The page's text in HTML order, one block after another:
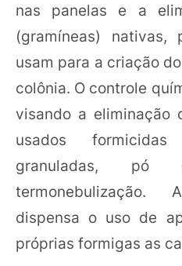
nas panelas e a
(gramíneas)
usam para a criação
colônia. O controle
visando a eliminação
usados
granuladas,
dispensa o uso de
próprias formigas as